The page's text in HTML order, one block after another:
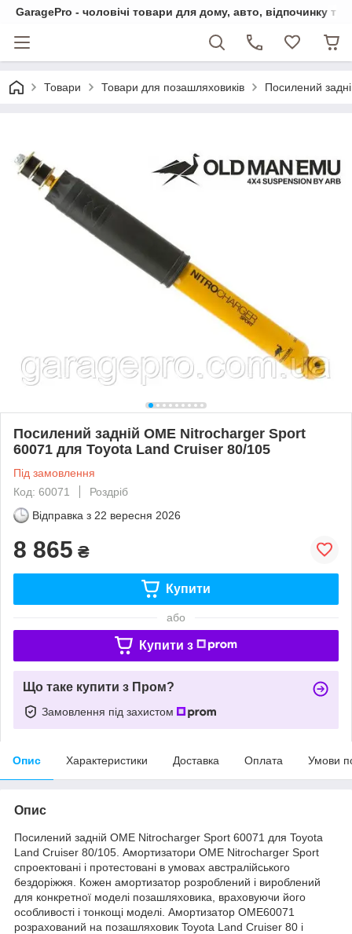
GaragePro - чоловічі товари для дому, авто, відпочинку та
Товари Товари для позашляховиків Посилений
Посилений задній OME Nitrocharger Sport
60071 для Toyota Land Cruiser 80/105
Під замовлення
Код: 60071
Роздріб
Відправка з 22 вересня 2026
8 865 ₴
Купити
або
Купити з
Що таке купити з Пром?
Замовлення під захистом
Опис Характеристики Доставка Оплата Умови
Опис
Посилений задній OME Nitrocharger Sport 60071 для Toyota
Land Cruiser 80/105. Амортизатори OME Nitrocharger Sport
спроектовані і протестовані в умовах австралійського
бездоріжжя. Кожен амортизатор розроблений і вироблений
для конкретної моделі позашляховика, враховуючи його
особливості і тонкощі моделі. Амортизатор OME60071
розрахований на позашляховик Toyota Land Cruiser 80 і